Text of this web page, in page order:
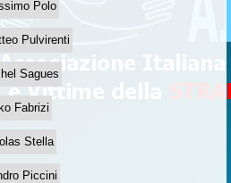
Polo
Pulvirenti
Sagues
Fabrizi
Stella
Piccini